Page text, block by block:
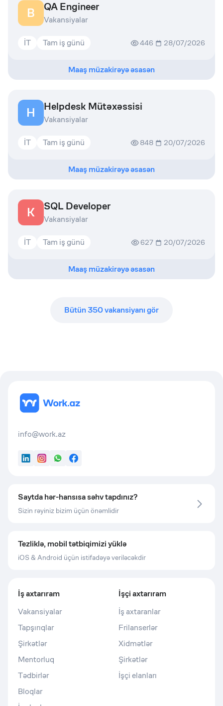
B QA Engineer
Vakansiyalar
İT Tam iş günü 446 28/07/2026
Maaş müzakirəyə əsasən
H Helpdesk Mütəxəssisi
Vakansiyalar
İT Tam iş günü 848 20/07/2026
Maaş müzakirəyə əsasən
K SQL Developer
Vakansiyalar
İT Tam iş günü 627 20/07/2026
Maaş müzakirəyə əsasən
Bütün350vakansiyanı gör
info@work.az
LinkedInInstagram
WhatsApp
Facebook
Saytda hər-hansısa səhv tapdınız?
Sizin rəyiniz bizim üçün önəmlidir
Tezliklə, mobil tətbiqimizi yüklə
iOS & Android üçün istifadəyə veriləcəkdir
İş axtarıram
Vakansiyalar
Tapşırıqlar
Şirkətlər
Mentorluq
Tədbirlər
Bloqlar
İşçi axtarıram
İş axtaranlar
Frilanserlər
Xidmətlər
Şirkətlər
İşçi elanları